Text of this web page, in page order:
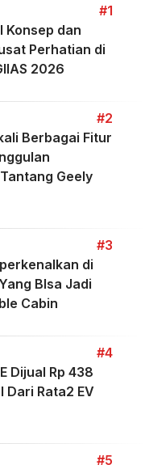
#1
Konsep dan
Perhatian di
2026
#2
Berbagai Fitur
Geely
#3
di
BIsa Jadi
Cabin
#4
Dijual Rp 438
Dari Rata2 EV
#5